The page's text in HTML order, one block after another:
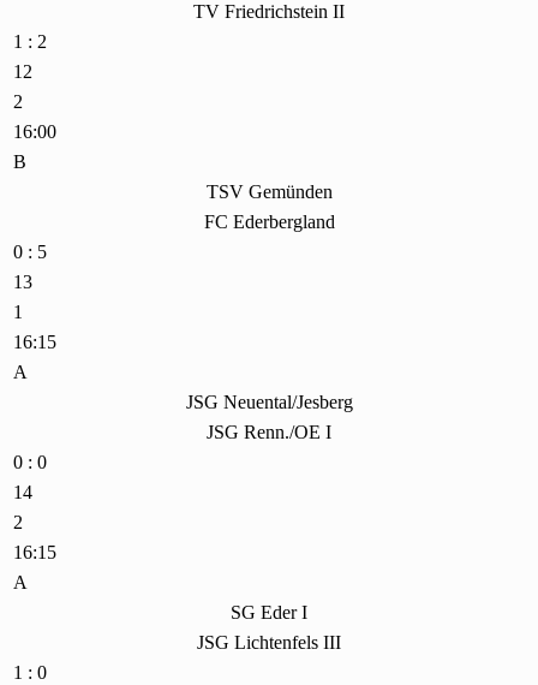
TV Friedrichstein II
1 : 2
12
2
16:00
B
TSV Gemünden
FC Ederbergland
0 : 5
13
1
16:15
A
JSG Neuental/Jesberg
JSG Renn./OE I
0 : 0
14
2
16:15
A
SG Eder I
JSG Lichtenfels III
1 : 0